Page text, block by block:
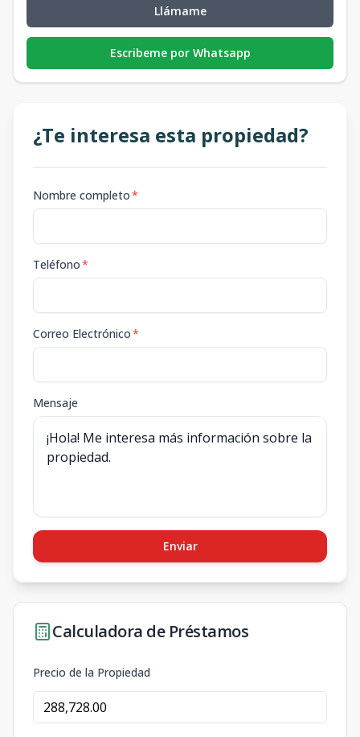
Llámame
Escribeme por Whatsapp
¿Te interesa esta propiedad?
Nombre completo*
Teléfono*
Correo Electrónico*
Mensaje
Enviar
Calculadora de Préstamos
Precio de la Propiedad